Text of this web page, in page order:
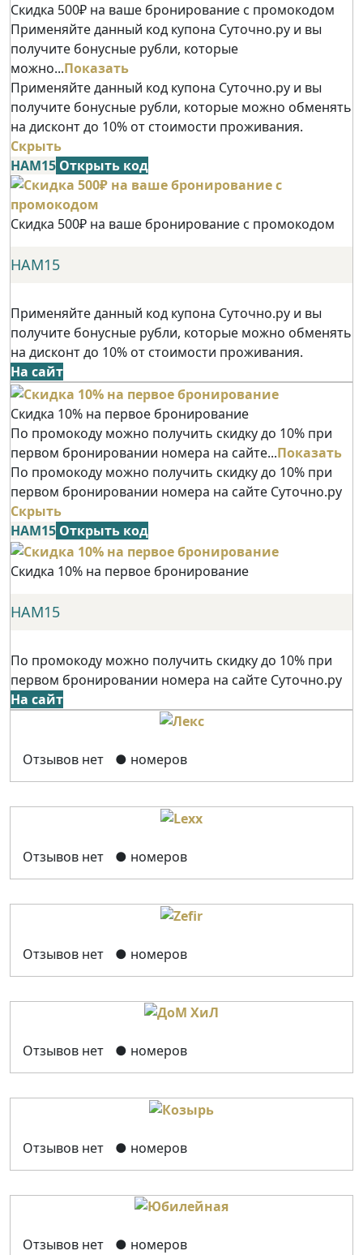
Скидка 500₽ на ваше бронирование с промокодом
Применяйте данный код купона Суточно.ру и вы
получите бонусные рубли, которые
можно...Показать
Применяйте данный код купона Суточно.ру и вы
получите бонусные рубли, которые можно обменять
на дисконт до 10% от стоимости проживания.
Скрыть
НАМ15 Открыть код
Скидка 500₽ на ваше бронирование с промокодом
НАМ15
Применяйте данный код купона Суточно.ру и вы
получите бонусные рубли, которые можно обменять
на дисконт до 10% от стоимости проживания.
На сайт
Скидка 10% на первое бронирование
По промокоду можно получить скидку до 10% при
первом бронировании номера на сайте...Показать
По промокоду можно получить скидку до 10% при
первом бронировании номера на сайте Суточно.ру
Скрыть
НАМ15 Открыть код
Скидка 10% на первое бронирование
НАМ15
По промокоду можно получить скидку до 10% при
первом бронировании номера на сайте Суточно.ру
На сайт
Отзывов нет ● номеров
Отзывов нет ● номеров
Отзывов нет ● номеров
Отзывов нет ● номеров
Отзывов нет ● номеров
Отзывов нет ● номеров